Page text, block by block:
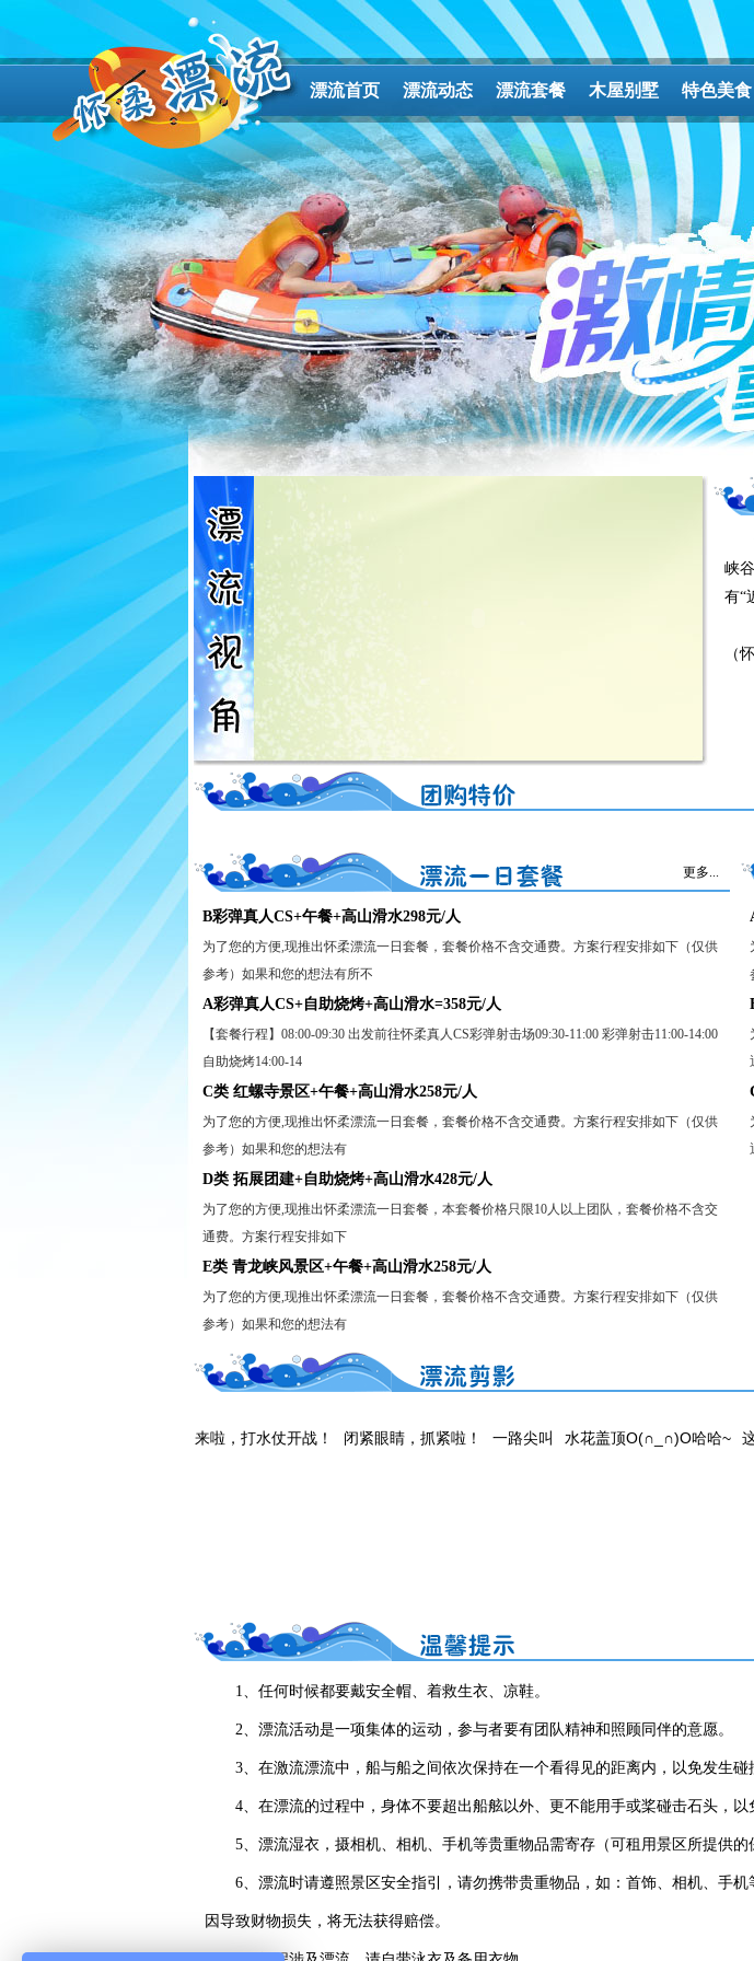
漂流首页 漂流动态 漂流套餐 木屋别墅 特色美食
峡
有“
（
更多...
B彩弹真人CS+午餐+高山滑水298元/人
为了您的方便,现推出怀柔漂流一日套餐，套餐价格不含交通费。方案行程安排如下（仅供
参考）如果和您的想法有所不
A彩弹真人CS+自助烧烤+高山滑水=358元/人
【套餐行程】08:00-09:30 出发前往怀柔真人CS彩弹射击场09:30-11:00 彩弹射击11:00-14:00
自助烧烤14:00-14
C类 红螺寺景区+午餐+高山滑水258元/人
为了您的方便,现推出怀柔漂流一日套餐，套餐价格不含交通费。方案行程安排如下（仅供
参考）如果和您的想法有
D类 拓展团建+自助烧烤+高山滑水428元/人
为了您的方便,现推出怀柔漂流一日套餐，本套餐价格只限10人以上团队，套餐价格不含交
通费。方案行程安排如下
E类 青龙峡风景区+午餐+高山滑水258元/人
为了您的方便,现推出怀柔漂流一日套餐，套餐价格不含交通费。方案行程安排如下（仅供
参考）如果和您的想法有
我们来啦，打水仗开战！ 闭紧眼睛，抓紧啦！ 一路尖叫 水花盖顶O(∩_∩)O哈哈~
1、任何时候都要戴安全帽、着救生衣、凉鞋。
2、漂流活动是一项集体的运动，参与者要有团队精神和照顾同伴的意愿。
3、在激流漂流中，船与船之间依次保持在一个看得见的距离内，以免发生碰
4、在漂流的过程中，身体不要超出船舷以外、更不能用手或桨碰击石头，以
5、漂流湿衣，摄相机、相机、手机等贵重物品需寄存（可租用景区所提供的
6、漂流时请遵照景区安全指引，请勿携带贵重物品，如：首饰、相机、手
因导致财物损失，将无法获得赔偿。